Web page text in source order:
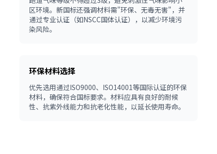
区环境。新国标还强调材料需"环保、无毒无害"，并
通过专业认证（如NSCC国体认证），以减少环境污
染风险。
环保材料选择
优先选用通过ISO9000、ISO14001等国际认证的环保
材料，确保符合国标要求。材料应具有良好的耐候
性、抗紫外线能力和抗老化性能，以延长使用寿命。